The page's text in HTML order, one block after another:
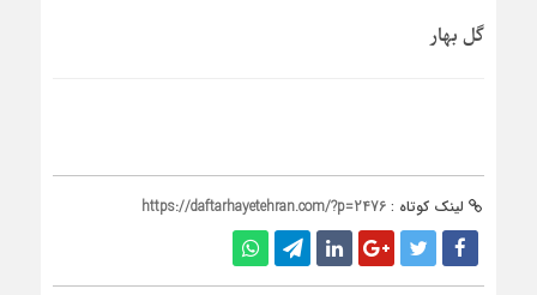
گل بهار
لینک کوتاه : https://daftarhayetehran.com/?p=2476